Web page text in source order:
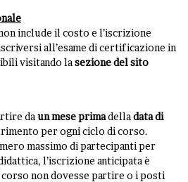
include il costo e l’iscrizione
all’esame di certificazione in
visitando lasezione del sito
daun mese primadelladata di
per ogni ciclo di corso.
massimo di partecipanti per
l’iscrizione anticipata è
non dovesse partire o i posti